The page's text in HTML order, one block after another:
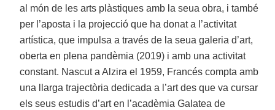
al món de les arts plàstiques amb la seua obra, i també
per l’aposta i la projecció que ha donat a l’activitat
artística, que impulsa a través de la seua galeria d’art,
oberta en plena pandèmia (2019) i amb una activitat
constant. Nascut a Alzira el 1959, Francés compta amb
una llarga trajectòria dedicada a l’art des que va cursar
els seus estudis d’art en l’acadèmia Galatea de